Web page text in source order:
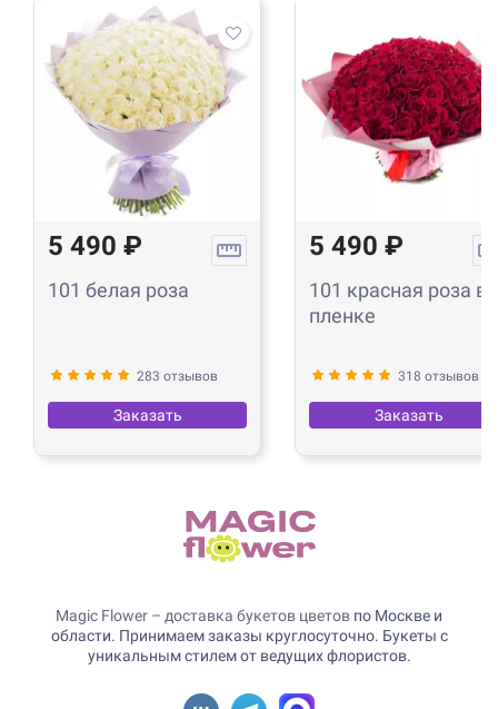
5 490 ₽
101 белая роза
283 отзывов
Заказать
5 490 ₽
101 красная роза в
пленке
318 отзывов
Заказать
Magic Flower – доставка букетов цветов по Москве и
области. Принимаем заказы круглосуточно. Букеты с
уникальным стилем от ведущих флористов.